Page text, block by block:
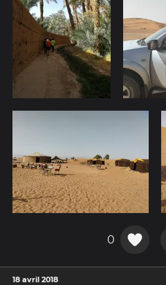
0
18 avril 2018